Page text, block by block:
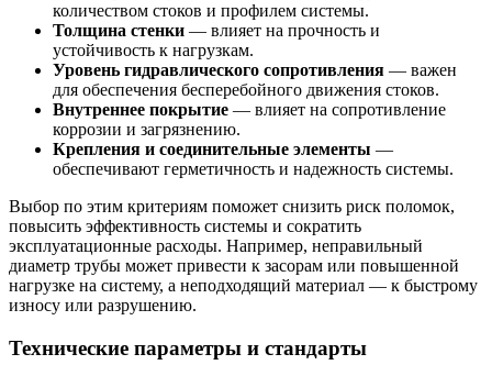
количеством стоков и профилем системы.
Толщина стенки — влияет на прочность и
устойчивость к нагрузкам.
Уровень гидравлического сопротивления — важен
для обеспечения бесперебойного движения стоков.
Внутреннее покрытие — влияет на сопротивление
коррозии и загрязнению.
Крепления и соединительные элементы —
обеспечивают герметичность и надежность системы.
Выбор по этим критериям поможет снизить риск поломок,
повысить эффективность системы и сократить
эксплуатационные расходы. Например, неправильный
диаметр трубы может привести к засорам или повышенной
нагрузке на систему, а неподходящий материал — к быстрому
износу или разрушению.
Технические параметры и стандарты